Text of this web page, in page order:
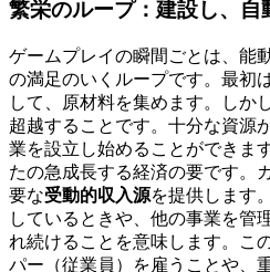
繁栄のループ：建設し、自
ゲームプレイの瞬間ごとは、能
の満足のいくループです。最初
して、原材料を集めます。しか
超越することです。十分な資源
業を設立し始めることができま
たの急成長する経済の要です。
要な受動的収入源を提供します
しているときや、他の事業を管
れ続けることを意味します。こ
パー（従業員）を雇うことや、